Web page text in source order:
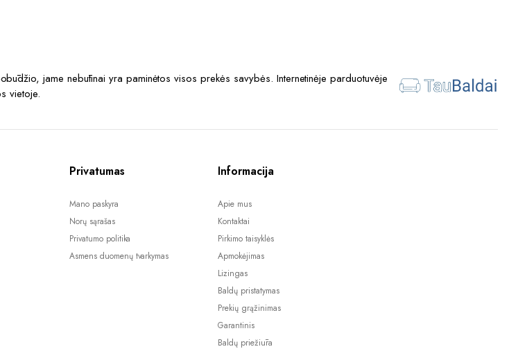
jame nebūtinai yra paminėtos visos prekės savybės. Internetinėje parduotuvėje
vietoje.
Privatumas
Mano paskyra
Norų sąrašas
Privatumo politika
Asmens duomenų tvarkymas
Informacija
Apie mus
Kontaktai
Pirkimo taisyklės
Apmokėjimas
Lizingas
Baldų pristatymas
Prekių grąžinimas
Garantinis
Baldų priežiūra